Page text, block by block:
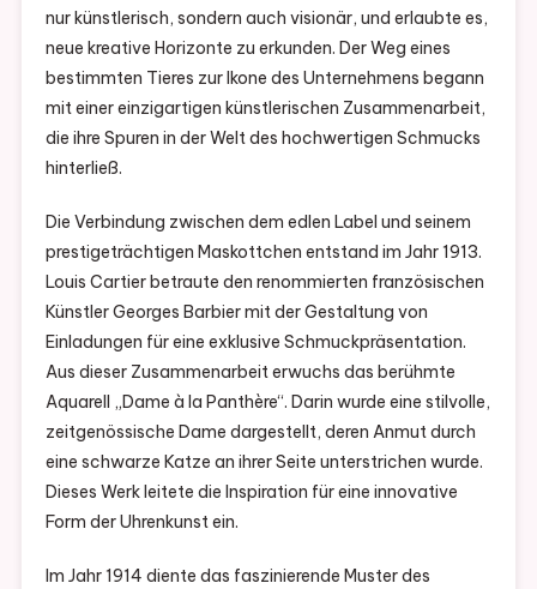
nur künstlerisch, sondern auch visionär, und erlaubte es,
neue kreative Horizonte zu erkunden. Der Weg eines
bestimmten Tieres zur Ikone des Unternehmens begann
mit einer einzigartigen künstlerischen Zusammenarbeit,
die ihre Spuren in der Welt des hochwertigen Schmucks
hinterließ.
Die Verbindung zwischen dem edlen Label und seinem
prestigeträchtigen Maskottchen entstand im Jahr 1913.
Louis Cartier betraute den renommierten französischen
Künstler Georges Barbier mit der Gestaltung von
Einladungen für eine exklusive Schmuckpräsentation.
Aus dieser Zusammenarbeit erwuchs das berühmte
Aquarell „Dame à la Panthère“. Darin wurde eine stilvolle,
zeitgenössische Dame dargestellt, deren Anmut durch
eine schwarze Katze an ihrer Seite unterstrichen wurde.
Dieses Werk leitete die Inspiration für eine innovative
Form der Uhrenkunst ein.
Im Jahr 1914 diente das faszinierende Muster des